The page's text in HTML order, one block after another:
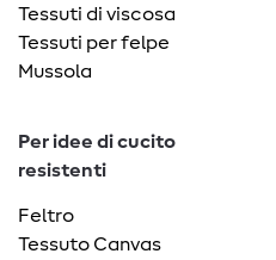
Tessuti di viscosa
Tessuti per felpe
Mussola
Per idee di cucito
resistenti
Feltro
Tessuto Canvas